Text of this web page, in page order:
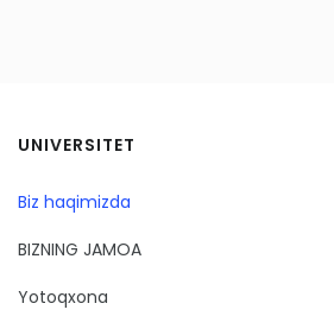
UNIVERSITET
Biz haqimizda
BIZNING JAMOA
Yotoqxona